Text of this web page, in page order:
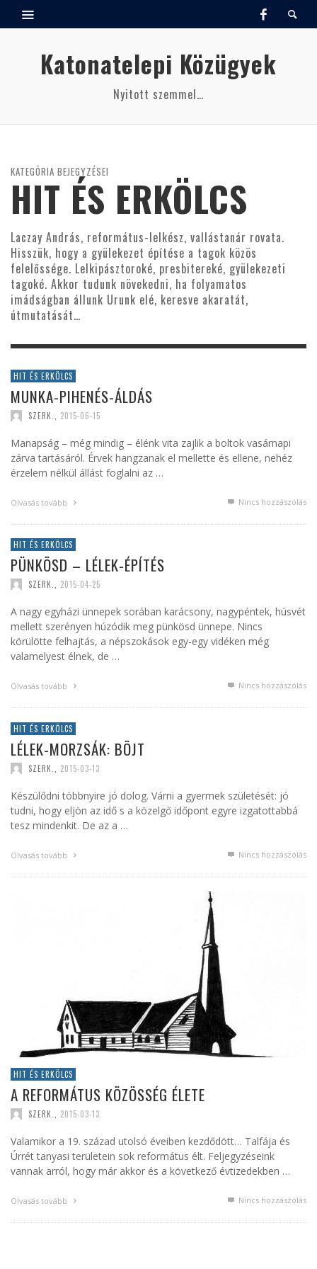
Katonatelepi Közügyek
Nyitott szemmel…
KATEGÓRIA BEJEGYZÉSEI
HIT ÉS ERKÖLCS
Laczay András, református-lelkész, vallástanár rovata.
Hisszük, hogy a gyülekezet építése a tagok közös
felelőssége. Lelkipásztoroké, presbitereké, gyülekezeti
tagoké. Akkor tudunk növekedni, ha folyamatos
imádságban állunk Urunk elé, keresve akaratát,
útmutatását…
HIT ÉS ERKÖLCS
MUNKA-PIHENÉS-ÁLDÁS
SZERK. 2015-06-15
Manapság – még mindig – élénk vita zajlik a boltok vasárnapi
zárva tartásáról. Érvek hangzanak el mellette és ellene, nehéz
érzelem nélkül állást foglalni az …
Olvasás tovább Nincs hozzászólás
HIT ÉS ERKÖLCS
PÜNKÖSD – LÉLEK-ÉPÍTÉS
SZERK. 2015-04-25
A nagy egyházi ünnepek sorában karácsony, nagypéntek, húsvét
mellett szerényen húzódik meg pünkösd ünnepe. Nincs
körülötte felhajtás, a népszokások egy-egy vidéken még
valamelyest élnek, de …
Olvasás tovább Nincs hozzászólás
HIT ÉS ERKÖLCS
LÉLEK-MORZSÁK: BÖJT
SZERK. 2015-03-13
Készülődni többnyire jó dolog. Várni a gyermek születését: jó
tudni, hogy eljön az idő s a közelgő időpont egyre izgatottabbá
tesz mindenkit. De az a …
Olvasás tovább Nincs hozzászólás
HIT ÉS ERKÖLCS
A REFORMÁTUS KÖZÖSSÉG ÉLETE
SZERK. 2015-03-13
Valamikor a 19. század utolsó éveiben kezdődött… Talfája és
Úrrét tanyasi területein sok református élt. Feljegyzéseink
vannak arról, hogy már akkor és a következő évtizedekben …
Olvasás tovább Nincs hozzászólás